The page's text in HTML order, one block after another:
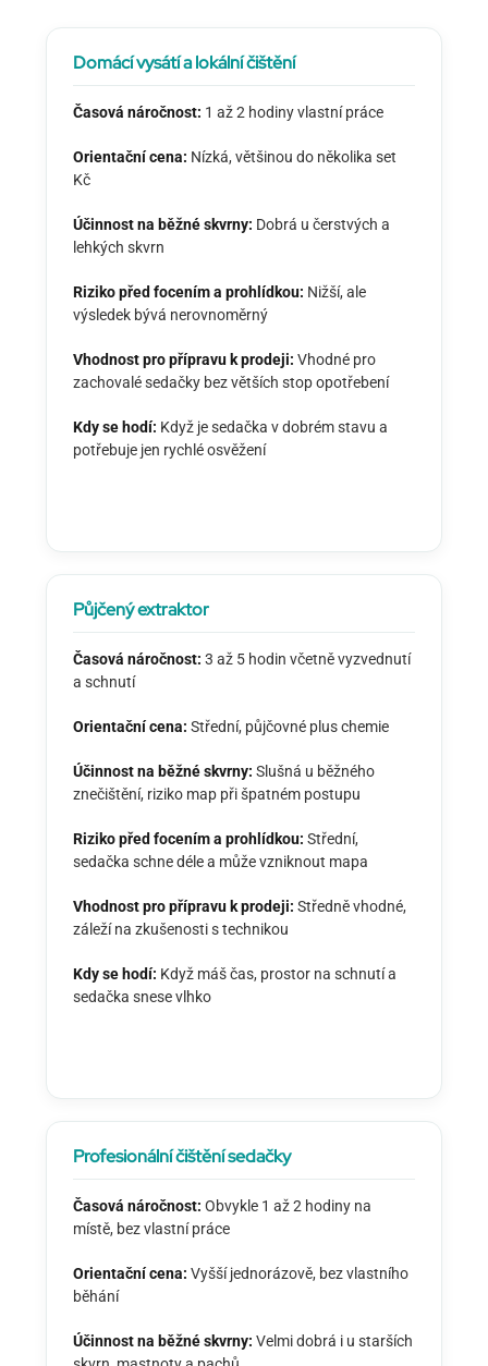
Domácí vysátí a lokální čištění
Časová náročnost: 1 až 2 hodiny vlastní práce
Orientační cena: Nízká, většinou do několika set
Kč
Účinnost na běžné skvrny: Dobrá u čerstvých a
lehkých skvrn
Riziko před focením a prohlídkou: Nižší, ale
výsledek bývá nerovnoměrný
Vhodnost pro přípravu k prodeji: Vhodné pro
zachovalé sedačky bez větších stop opotřebení
Kdy se hodí: Když je sedačka v dobrém stavu a
potřebuje jen rychlé osvěžení
Půjčený extraktor
Časová náročnost: 3 až 5 hodin včetně vyzvednutí
a schnutí
Orientační cena: Střední, půjčovné plus chemie
Účinnost na běžné skvrny: Slušná u běžného
znečištění, riziko map při špatném postupu
Riziko před focením a prohlídkou: Střední,
sedačka schne déle a může vzniknout mapa
Vhodnost pro přípravu k prodeji: Středně vhodné,
záleží na zkušenosti s technikou
Kdy se hodí: Když máš čas, prostor na schnutí a
sedačka snese vlhko
Profesionální čištění sedačky
Časová náročnost: Obvykle 1 až 2 hodiny na
místě, bez vlastní práce
Orientační cena: Vyšší jednorázově, bez vlastního
běhání
Účinnost na běžné skvrny: Velmi dobrá i u starších